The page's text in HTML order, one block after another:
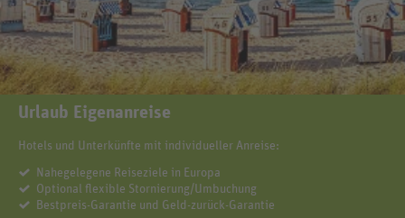
Urlaub Eigenanreise
Hotels und Unterkünfte mit individueller Anreise:
Nahegelegene Reiseziele in Europa
Optional flexible Stornierung/Umbuchung
Bestpreis-Garantie und Geld-zurück-Garantie